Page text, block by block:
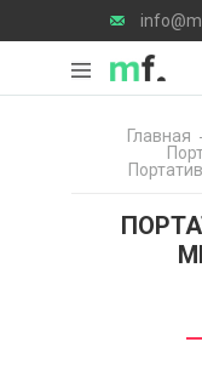
Главная